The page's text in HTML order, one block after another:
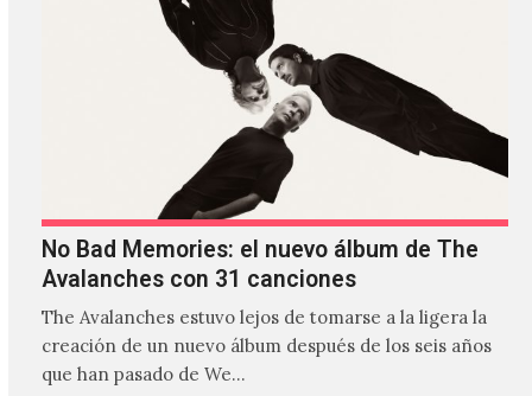
No Bad Memories: el nuevo álbum de The
Avalanches con 31 canciones
The Avalanches estuvo lejos de tomarse a la ligera la
creación de un nuevo álbum después de los seis años
que han pasado de We…